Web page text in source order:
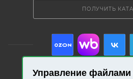
Управление файлами
ПОЛУЧИТЬ